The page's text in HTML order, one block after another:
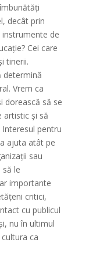
decât prin
de
Cei care
tinerii.
determină
Vrem ca
dorească să se
artistic și să
pentru
ajuta atât pe
sau
le
importante
critici,
cu publicul
nu în ultimul
ca